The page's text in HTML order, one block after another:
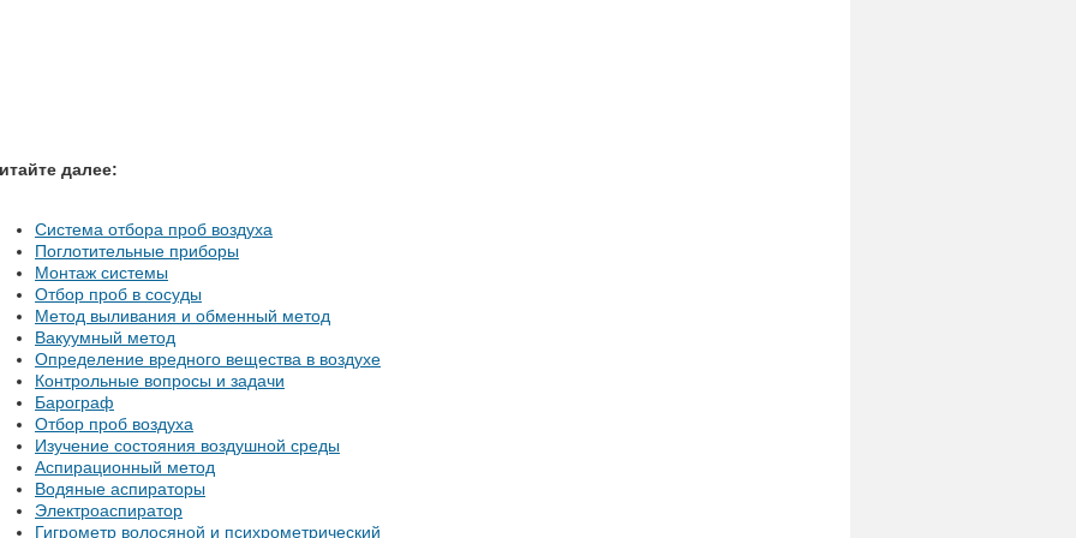
далее:
Система отбора проб воздуха
Поглотительные приборы
Монтаж системы
Отбор проб в сосуды
Метод выливания и обменный метод
Вакуумный метод
Определение вредного вещества в воздухе
Контрольные вопросы и задачи
Барограф
Отбор проб воздуха
Изучение состояния воздушной среды
Аспирационный метод
Водяные аспираторы
Электроаспиратор
Гигрометр волосяной и психрометрический